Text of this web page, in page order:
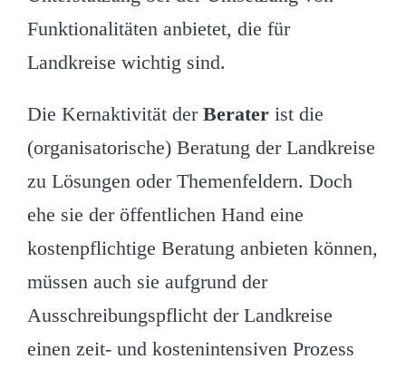
Funktionalitäten anbietet, die für
Landkreise wichtig sind.
Die Kernaktivität der Berater ist die
(organisatorische) Beratung der Landkreise
zu Lösungen oder Themenfeldern. Doch
ehe sie der öffentlichen Hand eine
kostenpflichtige Beratung anbieten können,
müssen auch sie aufgrund der
Ausschreibungspflicht der Landkreise
einen zeit- und kostenintensiven Prozess